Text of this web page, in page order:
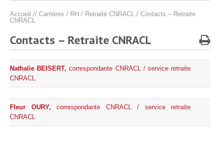
Santé Sécurité au Travail
▼
Archivistes ▼
e-services
Accueil // Carrières / RH / Retraite CNRACL / Contacts – Retraite
CNRACL
Contacts – Retraite CNRACL
Nathalie BEISERT,correspondante CNRACL / service retraite
CNRACL
Fleur OURY, correspondante CNRACL / service retraite
CNRACL